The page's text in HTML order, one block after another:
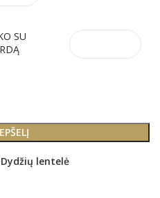
SU
Dydžių lentelė